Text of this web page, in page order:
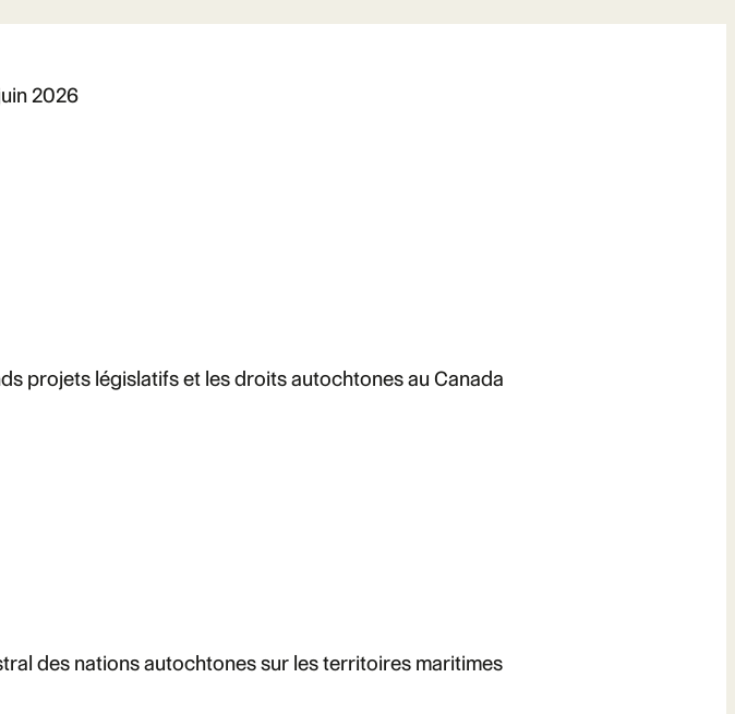
2026
projets législatifs et les droits autochtones au Canada
des nations autochtones sur les territoires maritimes